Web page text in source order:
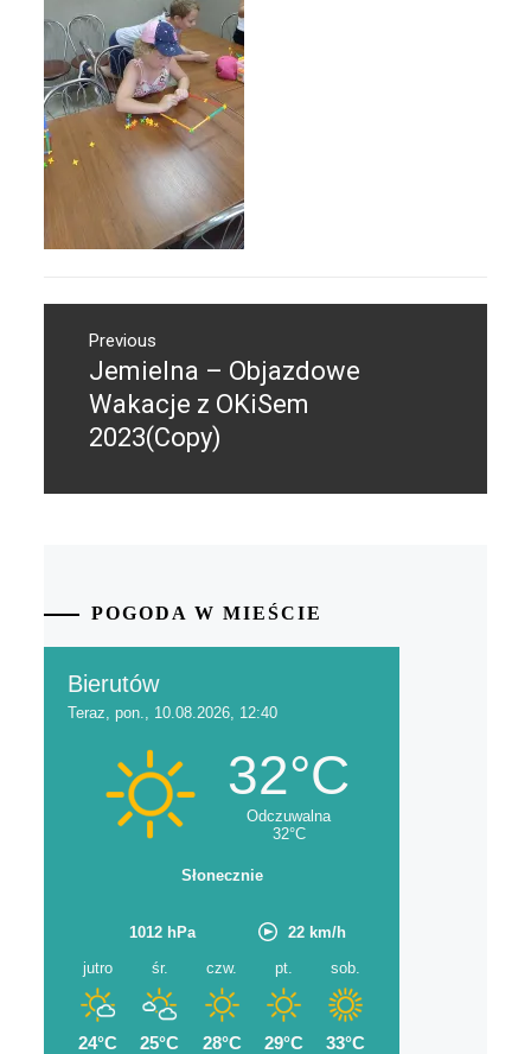
wpisuPrevious
Previous
post:
Jemielna – Objazdowe
Wakacje z OKiSem
2023(Copy)
POGODA W MIEŚCIE